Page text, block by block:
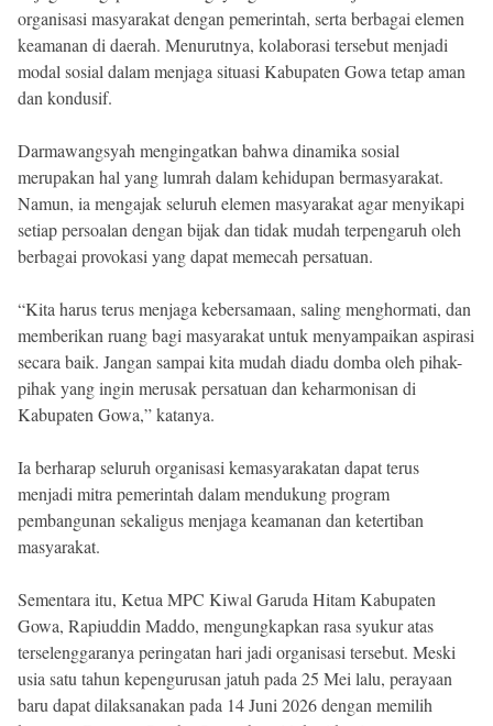
organisasi masyarakat dengan pemerintah, serta berbagai elemen
keamanan di daerah. Menurutnya, kolaborasi tersebut menjadi
modal sosial dalam menjaga situasi Kabupaten Gowa tetap aman
dan kondusif.
Darmawangsyah mengingatkan bahwa dinamika sosial
merupakan hal yang lumrah dalam kehidupan bermasyarakat.
Namun, ia mengajak seluruh elemen masyarakat agar menyikapi
setiap persoalan dengan bijak dan tidak mudah terpengaruh oleh
berbagai provokasi yang dapat memecah persatuan.
“Kita harus terus menjaga kebersamaan, saling menghormati, dan
memberikan ruang bagi masyarakat untuk menyampaikan aspirasi
secara baik. Jangan sampai kita mudah diadu domba oleh pihak-
pihak yang ingin merusak persatuan dan keharmonisan di
Kabupaten Gowa,” katanya.
Ia berharap seluruh organisasi kemasyarakatan dapat terus
menjadi mitra pemerintah dalam mendukung program
pembangunan sekaligus menjaga keamanan dan ketertiban
masyarakat.
Sementara itu, Ketua MPC Kiwal Garuda Hitam Kabupaten
Gowa, Rapiuddin Maddo, mengungkapkan rasa syukur atas
terselenggaranya peringatan hari jadi organisasi tersebut. Meski
usia satu tahun kepengurusan jatuh pada 25 Mei lalu, perayaan
baru dapat dilaksanakan pada 14 Juni 2026 dengan memilih